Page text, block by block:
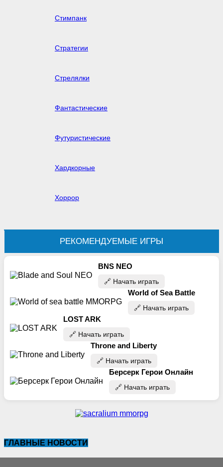
Стимпанк
Стратегии
Стрелялки
Фантастические
Футуристические
Хардкорные
Хоррор
РЕКОМЕНДУЕМЫЕ ИГРЫ
BNS NEO
🔗‍️ Начать играть
World of Sea Battle
🔗‍️ Начать играть
LOST ARK
🔗‍️ Начать играть
Throne and Liberty
🔗‍️ Начать играть
Берсерк Герои Онлайн
🔗‍️ Начать играть
ГЛАВНЫЕ НОВОСТИ